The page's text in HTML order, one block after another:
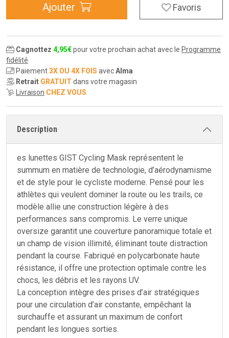
Ajouter Favoris
Cagnottez 4,95€pour votre prochain achat avec le Programme
fidélité
Paiement3X OU 4X FOIS avecAlma
Retrait GRATUIT dans votre magasin
Livraison CHEZ VOUS
Description
es lunettes GIST Cycling Mask représentent le
summum en matière de technologie, d’aérodynamisme
et de style pour le cycliste moderne. Pensé pour les
athlètes qui veulent dominer la route ou les trails, ce
modèle allie une construction légère à des
performances sans compromis. Le verre unique
oversize garantit une couverture panoramique totale et
un champ de vision illimité, éliminant toute distraction
pendant la course. Fabriqué en polycarbonate haute
résistance, il offre une protection optimale contre les
chocs, les débris et les rayons UV.
La conception intègre des prises d’air stratégiques
pour une circulation d’air constante, empêchant la
surchauffe et assurant un maximum de confort
pendant les longues sorties.